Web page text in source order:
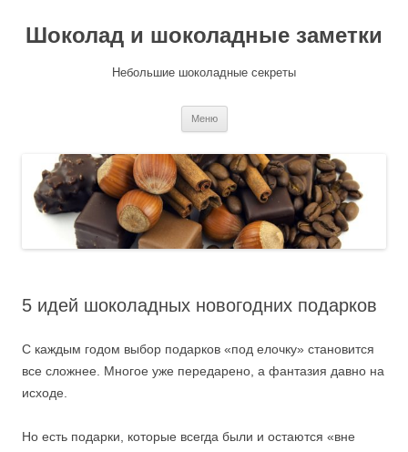
Шоколад и шоколадные заметки
Небольшие шоколадные секреты
Меню
5 идей шоколадных новогодних подарков
С каждым годом выбор подарков «под елочку» становится
все сложнее. Многое уже передарено, а фантазия давно на
исходе.
Но есть подарки, которые всегда были и остаются «вне